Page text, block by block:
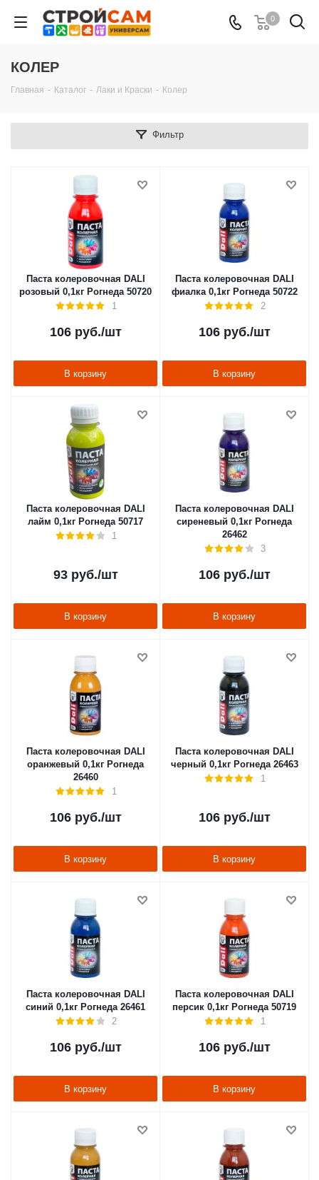
0
КОЛЕР
Главная - Каталог - Лаки и Краски - Колер
Фильтр
Паста колеровочная DALI
розовый 0,1кг Рогнеда 50720
1
106руб./шт
В корзину
Паста колеровочная DALI
фиалка 0,1кг Рогнеда 50722
2
106руб./шт
В корзину
Паста колеровочная DALI
лайм 0,1кг Рогнеда 50717
1
93руб./шт
В корзину
Паста колеровочная DALI
сиреневый 0,1кг Рогнеда
26462
3
106руб./шт
В корзину
Паста колеровочная DALI
оранжевый 0,1кг Рогнеда
26460
1
106руб./шт
В корзину
Паста колеровочная DALI
черный 0,1кг Рогнеда 26463
1
106руб./шт
В корзину
Паста колеровочная DALI
синий 0,1кг Рогнеда 26461
2
106руб./шт
В корзину
Паста колеровочная DALI
персик 0,1кг Рогнеда 50719
1
106руб./шт
В корзину